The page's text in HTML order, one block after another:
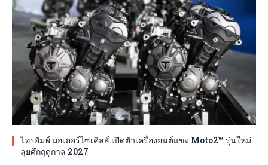
ไทรอัมพ์ มอเตอร์ไซเคิลส์ เปิดตัวเครื่องยนต์แข่ง Moto2™ รุ่นใหม่
ลุยศึกฤดูกาล 2027